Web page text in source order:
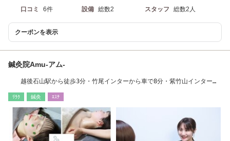
口コミ 6件 設備 総数2 スタッフ 総数2人
クーポンを表示
鍼灸院Amu-アム-
越後石山駅から徒歩3分・竹尾インターから車で8分・紫竹山インター車
ﾘﾗｸ 鍼灸 ｴｽﾃ